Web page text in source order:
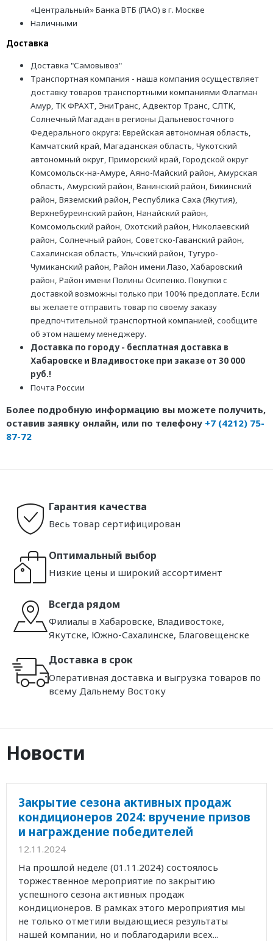
«Центральный» Банка ВТБ (ПАО) в г. Москве
Наличными
Доставка
Доставка "Самовывоз"
Транспортная компания - наша компания осуществляет
доставку товаров транспортными компаниями Флагман
Амур, ТК ФРАХТ, ЭниТранс, Адвектор Транс, СЛТК,
Солнечный Магадан в регионы Дальневосточного
Федерального округа: Еврейская автономная область,
Камчатский край, Магаданская область, Чукотский
автономный округ, Приморский край, Городской округ
Комсомольск-на-Амуре, Аяно-Майский район, Амурская
область, Амурский район, Ванинский район, Бикинский
район, Вяземский район, Республика Саха (Якутия),
Верхнебуреинский район, Нанайский район,
Комсомольский район, Охотский район, Николаевский
район, Солнечный район, Советско-Гаванский район,
Сахалинская область, Ульчский район, Тугуро-
Чумиканский район, Район имени Лазо, Хабаровский
район, Район имени Полины Осипенко. Покупки с
доставкой возможны только при 100% предоплате. Если
вы желаете отправить товар по своему заказу
предпочтительной транспортной компанией, сообщите
об этом нашему менеджеру.
Доставка по городу - бесплатная доставка в
Хабаровске и Владивостоке при заказе от 30 000
руб.!
Почта России
Более подробную информацию вы можете получить,
оставив заявку онлайн, или по телефону +7 (4212) 75-
87-72
Гарантия качества
Весь товар сертифицирован
Оптимальный выбор
Низкие цены и широкий ассортимент
Всегда рядом
Филиалы в Хабаровске, Владивостоке,
Якутске, Южно-Сахалинске, Благовещенске
Доставка в срок
Оперативная доставка и выгрузка товаров по
всему Дальнему Востоку
Новости
Закрытие сезона активных продаж
кондиционеров 2024: вручение призов
и награждение победителей
12.11.2024
На прошлой неделе (01.11.2024) состоялось
торжественное мероприятие по закрытию
успешного сезона активных продаж
кондиционеров. В рамках этого мероприятия мы
не только отметили выдающиеся результаты
нашей компании, но и поблагодарили всех...